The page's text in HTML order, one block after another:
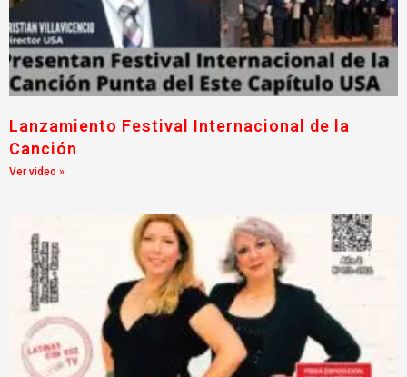
Lanzamiento Festival Internacional de la
Canción
Ver video »